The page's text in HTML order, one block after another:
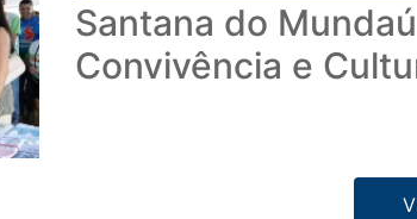
Santana do
Convivência e